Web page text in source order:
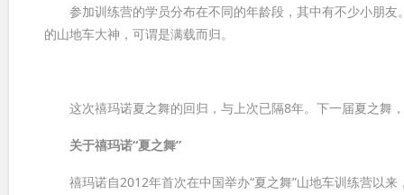
参加训练营的学员分布在不同的年龄段，其中有不少小朋友
的山地车大神，可谓是满载而归。
这次禧玛诺夏之舞的回归，与上次已隔8年。下一届夏之舞
关于禧玛诺“夏之舞”
禧玛诺自2012年首次在中国举办“夏之舞”山地车训练营以来